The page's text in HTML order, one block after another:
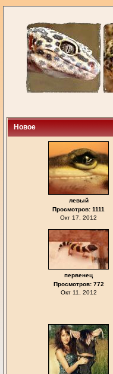
Новое
левый
Просмотров: 1111
Окт 17, 2012
первенец
Просмотров: 772
Окт 11, 2012